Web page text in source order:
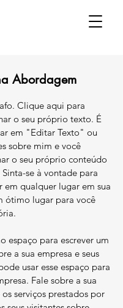
Abordagem
Clique aqui para
o seu próprio texto. É
em "Editar Texto" ou
sobre mim e você
o seu próprio conteúdo
se à vontade para
em qualquer lugar em sua
ótimo lugar para você
espaço para escrever um
a sua empresa e seus
usar esse espaço para
Fale sobre a sua
serviços prestados por